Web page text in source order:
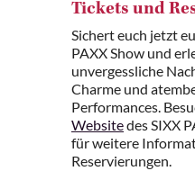
Tickets und
Sichert euch jetzt
PAXX Show und
unvergessliche
Charme und
Performances.
Websitedes SIXX
für weitere
Reservierungen.